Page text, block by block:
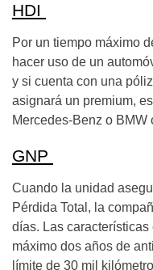
HDI
Por un tiempo máximo
hacer uso de un
y si cuenta con una
asignará un premium,
Mercedes-Benz o
GNP
Cuando la unidad
Pérdida Total, la
días. Las
máximo dos años de
límite de 30 mil